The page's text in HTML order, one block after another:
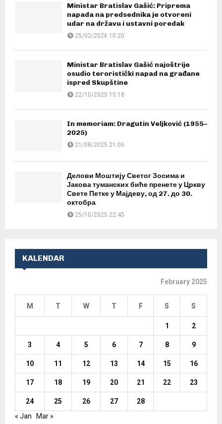
Ministar Bratislav Gašić: Priprema
napada na predsednika je otvoreni
udar na državu i ustavni poredak
25/02/2026 10:20
Ministar Bratislav Gašić najoštrije
osudio teroristički napad na građane
ispred Skupštine
22/10/2025 15:18
In memoriam: Dragutin Veljković (1955–
2025)
21/08/2025 21:06
Делови Моштију Светог Зосима и
Јакова туманских биће пренете у Цркву
Свете Петке у Мајдеву, од 27. до 30.
октобра
25/10/2025 22:45
KALENDAR
February 2025
M T W T F S S
1 2
3 4 5 6 7 8 9
10 11 12 13 14 15 16
17 18 19 20 21 22 23
24 25 26 27
28
« Jan
Mar »